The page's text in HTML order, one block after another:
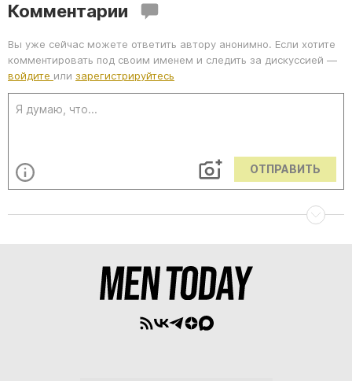
Комментарии
Вы уже сейчас можете ответить автору анонимно. Если хотите
комментировать под своим именем и следить за дискуссией —
войдите или зарегистрируйтесь
ОТПРАВИТЬ